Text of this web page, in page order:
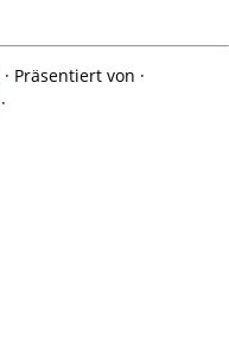
· Präsentiert von ·
·